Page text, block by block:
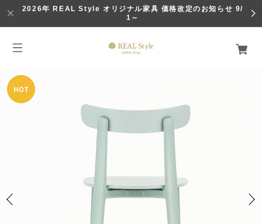
2026年 REAL Style オリジナル家具 価格改定のお知らせ 9/
1～